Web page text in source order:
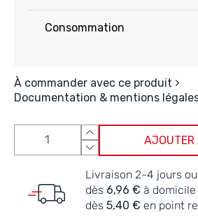
Consommation
À commander avec ce produit
Documentation & mentions
AJOUTER
Livraison 2-4 jours
dès 6,96 € à domicile
dès 5,40 € en point